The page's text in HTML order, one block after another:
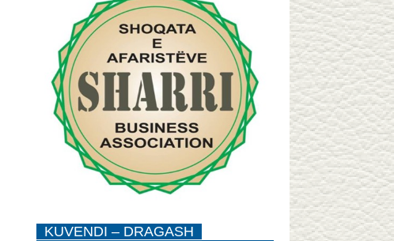
KUVENDI – DRAGASH